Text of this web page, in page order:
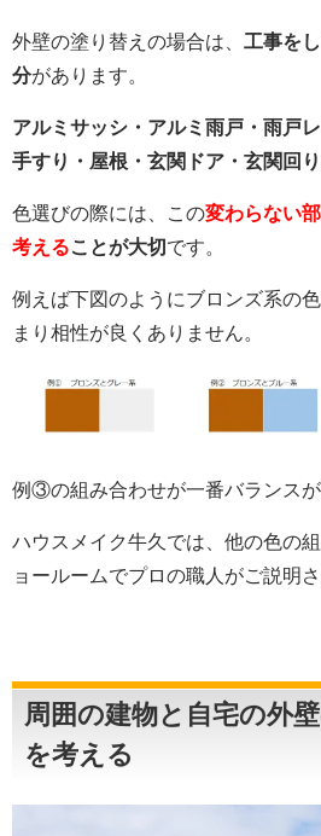
外壁の塗り替えの場合は、 工事を
分があります。
アルミサッシ・アルミ雨戸・雨戸
手すり・屋根・玄関ドア・玄関回
色選びの際には、この変わらない
考えることが大切 です。
例えば下図のようにブロンズ系の
まり相性が良くありません。
例③の組み合わせが一番バランス
ハウスメイク牛久では、他の色の
ョールームでプロの職人がご説明
周囲の建物と自宅の外
を考える